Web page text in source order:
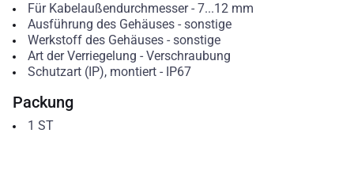
Für Kabelaußendurchmesser- 7...12 mm
Ausführung des Gehäuses- sonstige
Werkstoff des Gehäuses- sonstige
Art der Verriegelung - Verschraubung
Schutzart (IP), montiert- IP67
Packung
1 ST